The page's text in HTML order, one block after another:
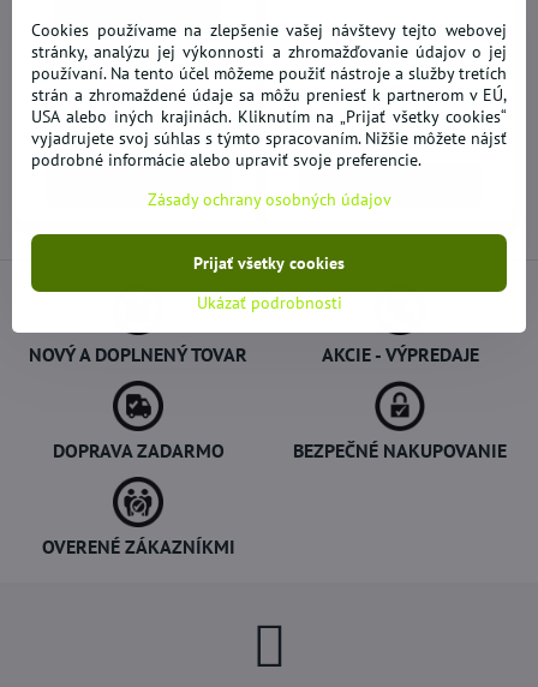
Samolepky na stenu,
nábytok Strom dom
zvieratká
SKLADOM
18,44 €
Samolepka na stenu
nábytok SM 3432 Kone
42,5x67 cm
SKLADOM
10,25 €
NOVÝ A DOPLNENÝ TOVAR AKCIE - VÝPREDAJE
DOPRAVA ZADARMO BEZPEČNÉ NAKUPOVANIE
OVERENÉ ZÁKAZNÍKMI
Cookies používame na zlepšenie vašej návštevy tejto webovej
stránky, analýzu jej výkonnosti a zhromažďovanie údajov o jej
používaní. Na tento účel môžeme použiť nástroje a služby tretích
strán a zhromaždené údaje sa môžu preniesť k partnerom v EÚ,
USA alebo iných krajinách. Kliknutím na „Prijať všetky cookies“
vyjadrujete svoj súhlas s týmto spracovaním. Nižšie môžete nájsť
podrobné informácie alebo upraviť svoje preferencie.
Zásady ochrany osobných údajov
Ukázať podrobnosti
Prijať všetky cookies